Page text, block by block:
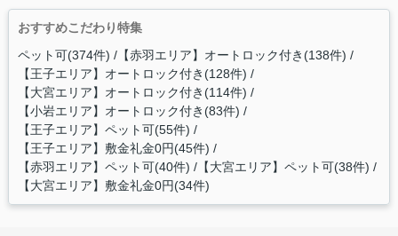
おすすめこだわり特集
ペット可(374件) 【赤羽エリア】オートロック付き(138件)
【王子エリア】オートロック付き(128件)
【大宮エリア】オートロック付き(114件)
【小岩エリア】オートロック付き(83件)
【王子エリア】ペット可(55件)
【王子エリア】敷金礼金0円(45件)
【赤羽エリア】ペット可(40件) 【大宮エリア】ペット可(38件)
【大宮エリア】敷金礼金0円(34件)